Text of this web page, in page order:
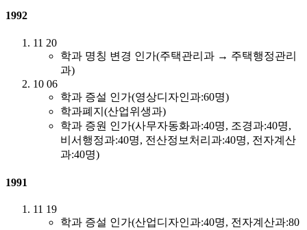
1992
11 20
학과 명칭 변경 인가(주택관리과 → 주택행정관리
과)
10 06
학과 증설 인가(영상디자인과:60명)
학과폐지(산업위생과)
학과 증원 인가(사무자동화과:40명, 조경과:40명,
비서행정과:40명, 전산정보처리과:40명, 전자계산
과:40명)
1991
11 19
학과 증설 인가(산업디자인과:40명, 전자계산과:80